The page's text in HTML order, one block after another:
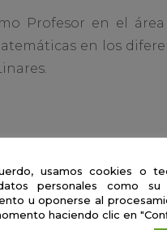
Profesor en el
en los
un científico
de mi familia,
usamos cookies o
personales como
u oponerse al
haciendo clic en